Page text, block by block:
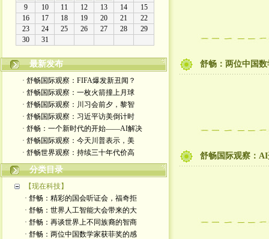
最新发布
· 舒畅国际观察：FIFA爆发新丑闻？
· 舒畅国际观察：一枚火箭撞上月球
· 舒畅国际观察：川习会前夕，黎智
· 舒畅国际观察：习近平访美倒计时
· 舒畅：一个新时代的开始——AI解决
· 舒畅国际观察：今天川普表示，美
· 舒畅世界观察：持续三十年代价高
分类目录
【现在科技】
· 舒畅：精彩的国会听证会，福奇拒
· 舒畅：世界人工智能大会带来的大
· 舒畅：再谈世界上不同族裔的智商
· 舒畅：两位中国数学家获菲奖的感
舒畅：两位中国
舒畅国际观察：